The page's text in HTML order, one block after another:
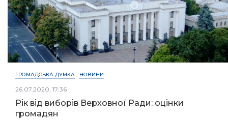
ГРОМАДСЬКА ДУМКА НОВИНИ
26.07.2020, 17:36
Рік від виборів Верховної Ради: оцінки
громадян